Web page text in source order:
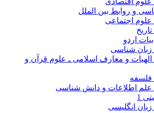
و روابط بین الملل
اجتماعی
اردو
شناسی
و معارف اسلامی ـ علوم قرآن و
اطلاعات و دانش شناسی
1
انگلیسی